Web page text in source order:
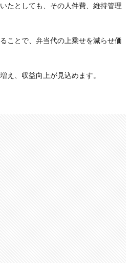
たとしても、その人件費、維持管理
ことで、弁当代の上乗せを減らせ価
え、収益向上が見込めます。